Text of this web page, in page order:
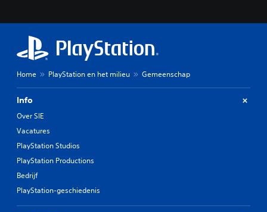
Home PlayStation en het milieu Gemeenschap
Info
Over SIE
Vacatures
PlayStation Studios
PlayStation Productions
Bedrijf
PlayStation-geschiedenis